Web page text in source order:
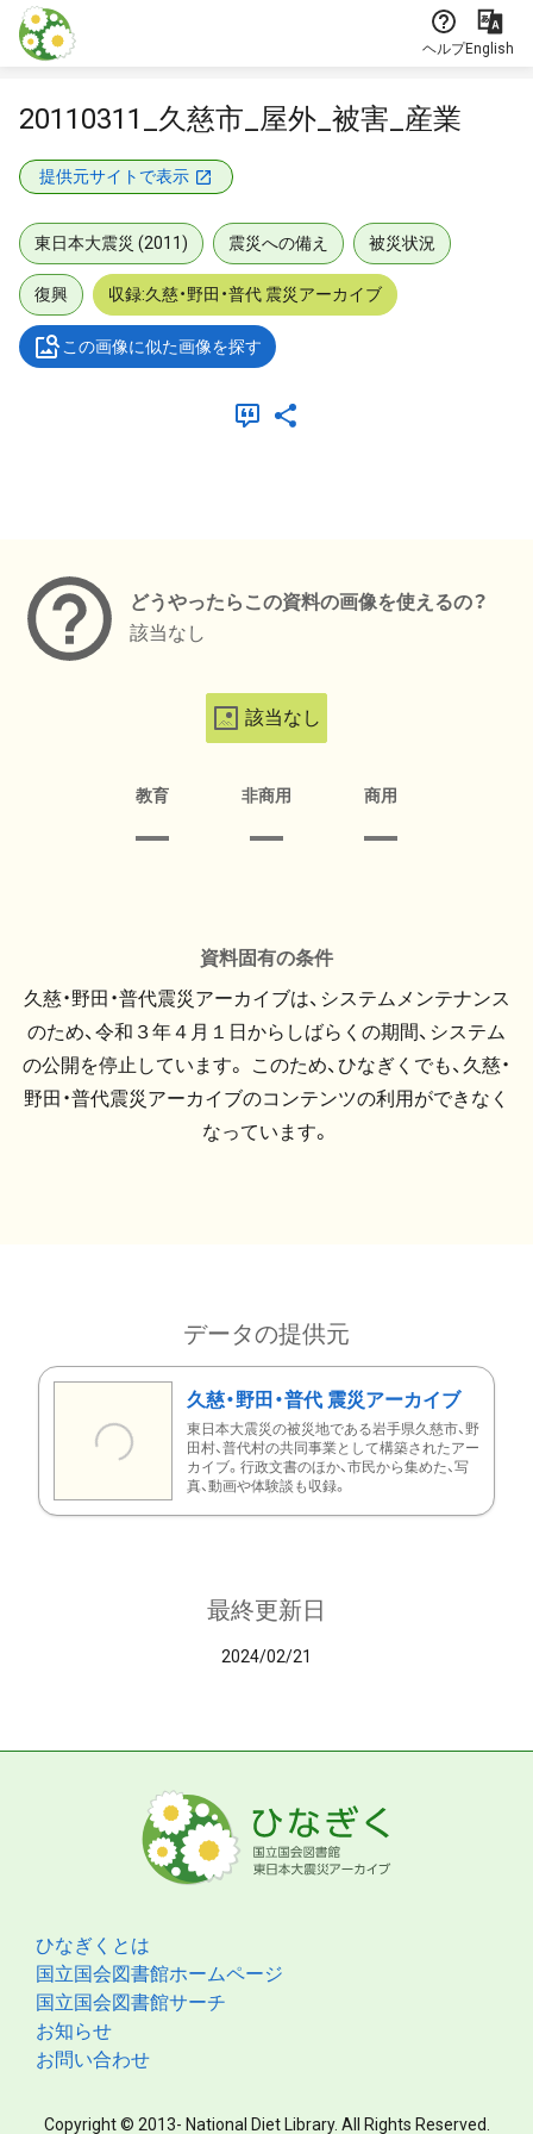
本文に飛ぶ
ヘルプEnglish
20110311_久慈市_屋外_被害_産業
提供元サイトで表示
東日本大震災 (2011) 震災への備え 被災状況
復興 収録:久慈・野田・普代 震災アーカイブ
この画像に似た画像を探す
どうやったらこの資料の画像を使えるの？
該当なし
該当なし
教育 非商用 商用
資料固有の条件
久慈・野田・普代震災アーカイブは、システムメンテナンス
のため、令和３年４月１日からしばらくの期間、システム
の公開を停止しています。 このため、ひなぎくでも、久慈・
野田・普代震災アーカイブのコンテンツの利用ができなく
なっています。
データの提供元
久慈・野田・普代 震災アーカイブ
東日本大震災の被災地である岩手県久慈市、野
田村、普代村の共同事業として構築されたアー
カイブ。行政文書のほか、市民から集めた、写
真、動画や体験談も収録。
最終更新日
2024/02/21
ひなぎくとは
国立国会図書館ホームページ
国立国会図書館サーチ
お知らせ
お問い合わせ
Copyright © 2013- National Diet Library. All Rights Reserved.